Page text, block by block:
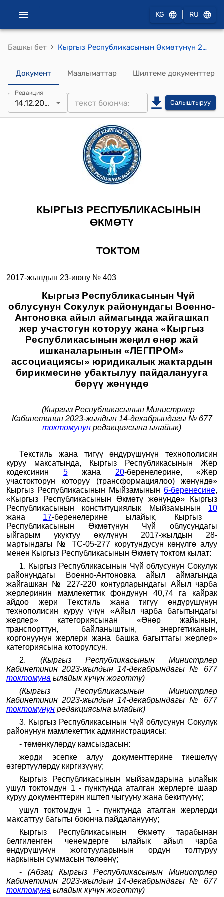
KG RU
Башкы бет › Кыргыз Республикасынын Өкмөтүнүн 2017-жылдын 23-июнундагы № 403 "Кыргыз Республикасынын Чүй облусунун Сокулук районундагы Военно-Антоновка айыл аймагында жайгашкан жер участогун которуу жана "Кыргыз Республикасынын жеңил өнөр жай ишканаларынын "ЛЕГПРОМ" ассоциациясы" юридикалык жактардын бирикмесине убактылуу пайдаланууга берүү жөнүндө" токтому
Документ Маалыматтар Шилтеме документтер
Редакция
14.12.2023 Салыштыруу